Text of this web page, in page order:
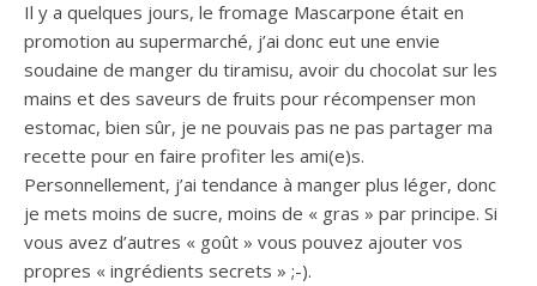
Il y a quelques jours, le fromage Mascarpone était en
promotion au supermarché, j’ai donc eut une envie
soudaine de manger du tiramisu, avoir du chocolat sur ​​les
mains et des saveurs de fruits pour récompenser mon
estomac, bien sûr, je ne pouvais pas ne pas partager ma
recette pour en faire profiter les ami(e)s.
Personnellement, j’ai tendance à manger plus léger, donc
je mets moins de sucre, moins de « gras » par principe. Si
vous avez d’autres « goût » vous pouvez ajouter vos
propres « ingrédients secrets » ;-).